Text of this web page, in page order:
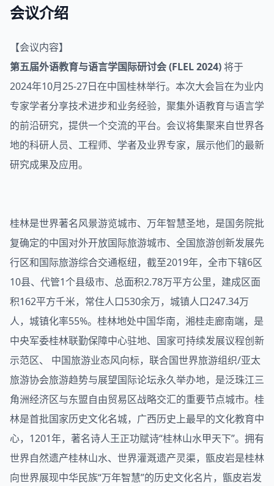
会议介绍
【会议内容】
第五届外语教育与语言学国际研讨会 (FLEL 2024)将于
2024年10月25-27日在中国桂林举行。本次大会旨在为业内
专家学者分享技术进步和业务经验，聚集外语教育与语言学
的前沿研究，提供一个交流的平台。会议将集聚来自世界各
地的科研人员、工程师、学者及业界专家，展示他们的最新
研究成果及应用。
桂林是世界著名风景游览城市、万年智慧圣地，是国务院批
复确定的中国对外开放国际旅游城市、全国旅游创新发展先
行区和国际旅游综合交通枢纽，截至2019年，全市下辖6区
10县、代管1个县级市、总面积2.78万平方公里，建成区面
积162平方千米，常住人口530余万，城镇人口247.34万
人，城镇化率55%。桂林地处中国华南，湘桂走廊南端，是
中央军委桂林联勤保障中心驻地、国家可持续发展议程创新
示范区、 中国旅游业态风向标，联合国世界旅游组织/亚太
旅游协会旅游趋势与展望国际论坛永久举办地，是泛珠江三
角洲经济区与东盟自由贸易区战略交汇的重要节点城市。桂
林是首批国家历史文化名城，广西历史上最早的文化教育中
心，1201年，著名诗人王正功赋诗“桂林山水甲天下”。拥有
世界自然遗产桂林山水、世界灌溉遗产灵渠，甑皮岩是桂林
向世界展现中华民族“万年智慧”的历史文化名片，甑皮岩发